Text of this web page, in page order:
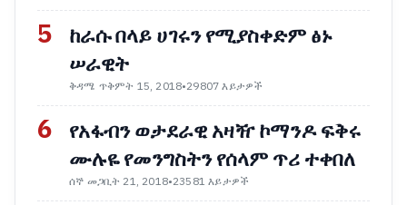
5
ከራሱ በላይ ሀገሩን የሚያስቀድም ፅኑ
ሠራዊት
ቅዳሜ ጥቅምት 15, 2018•29807 እይታዎች
6
የአፋብን ወታደራዊ አዛዥ ኮማንዶ ፍቅሩ
ሙሉዬ የመንግስትን የሰላም ጥሪ ተቀበለ
ሰኞ መጋቢት 21, 2018•23581 እይታዎች